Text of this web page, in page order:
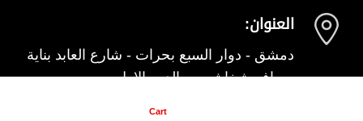
العنوان:
دمشق - دوار السبع بحرات - شارع العابد بناية
صراف شخاشيرو - الدور الاول
Cart